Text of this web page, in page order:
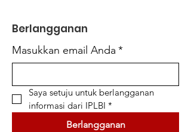
Berlangganan
Masukkan email Anda *
Saya setuju untuk berlangganan
informasi dari IPLBI *
Berlangganan